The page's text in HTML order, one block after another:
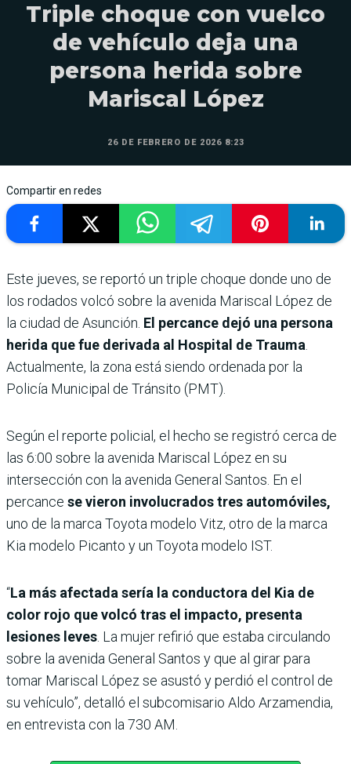
Triple choque con vuelco
de vehículo deja una
persona herida sobre
Mariscal López
26 DE FEBRERO DE 2026 8:23
Compartir en redes
Este jueves, se reportó un triple choque donde uno de
los rodados volcó sobre la avenida Mariscal López de
la ciudad de Asunción. El percance dejó una persona
herida que fue derivada al Hospital de Trauma.
Actualmente, la zona está siendo ordenada por la
Policía Municipal de Tránsito (PMT).
Según el reporte policial, el hecho se registró cerca de
las 6:00 sobre la avenida Mariscal López en su
intersección con la avenida General Santos. En el
percance se vieron involucrados tres automóviles,
uno de la marca Toyota modelo Vitz, otro de la marca
Kia modelo Picanto y un Toyota modelo IST.
“La más afectada sería la conductora del Kia de
color rojo que volcó tras el impacto, presenta
lesiones leves. La mujer refirió que estaba circulando
sobre la avenida General Santos y que al girar para
tomar Mariscal López se asustó y perdió el control de
su vehículo”, detalló el subcomisario Aldo Arzamendia,
en entrevista con la 730 AM.